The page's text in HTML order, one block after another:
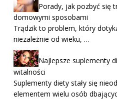
Porady, jak pozbyć się
domowymi sposobami
Trądzik to problem, który
niezależnie od wieku, …
Najlepsze suplementy
witalności
Suplementy diety stały się
elementem wielu osób